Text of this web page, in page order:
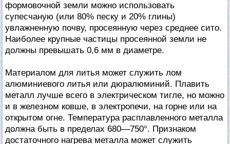
формовочной земли можно использовать
супесчаную (или 80% песку и 20% глины)
увлажненную почву, просеянную через среднее сито.
Наиболее крупные частицы просеянной земли не
должны превышать 0,6 мм в диаметре.
Материалом для литья может служить лом
алюминиевого литья или дюралюминий. Плавить
металл лучше всего в электрическом тигле, но можно
и в железном ковше, в электропечи, на горне или на
открытом огне. Температура расплавленного металла
должна быть в пределах 680—750°. Признаком
достаточного нагрева металла может служить